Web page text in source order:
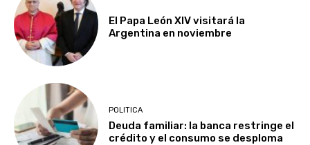
El Papa León XIV visitará la
Argentina en noviembre
POLITICA
Deuda familiar: la banca restringe el
crédito y el consumo se desploma